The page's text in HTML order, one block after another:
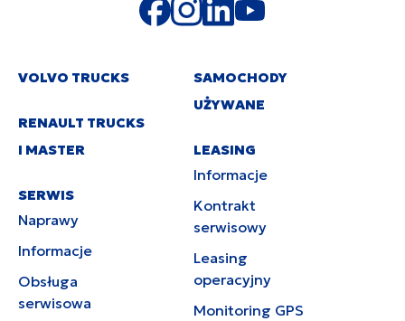
VOLVO TRUCKS
RENAULT TRUCKS
I MASTER
SERWIS
Naprawy
Informacje
Obsługa
serwisowa
SAMOCHODY
UŻYWANE
LEASING
Informacje
Kontrakt
serwisowy
Leasing
operacyjny
Monitoring GPS